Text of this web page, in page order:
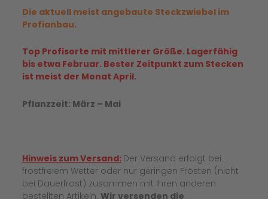
Die aktuell meist angebaute Steckzwiebel im
Profianbau.
Top Profisorte mit mittlerer Größe. Lagerfähig
bis etwa Februar. Bester Zeitpunkt zum Stecken
ist meist der Monat April.
Pflanzzeit: März – Mai
Hinweis zum Versand: Der Versand erfolgt bei
frostfreiem Wetter oder nur geringen Frösten (nicht
bei Dauerfrost) zusammen mit Ihren anderen
bestellten Artikeln. Wir versenden die